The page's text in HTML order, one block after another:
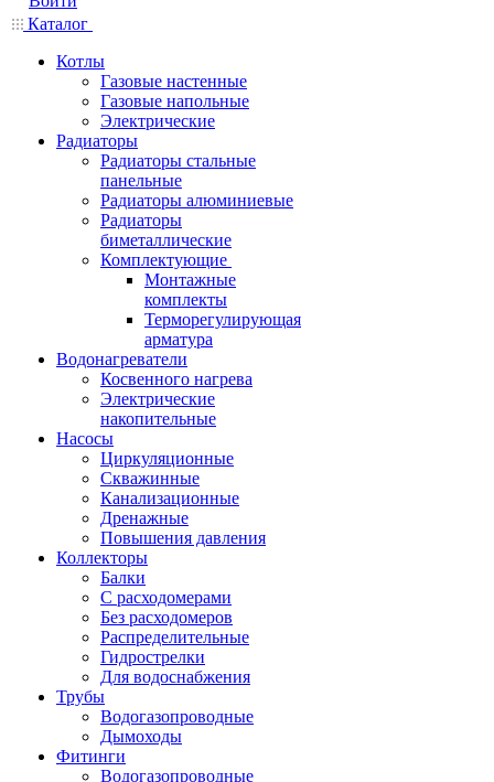
Каталог
Котлы
Газовые настенные
Газовые напольные
Электрические
Радиаторы
Радиаторы стальные
панельные
Радиаторы алюминиевые
Радиаторы
биметаллические
Комплектующие
Монтажные
комплекты
Терморегулирующая
арматура
Водонагреватели
Косвенного нагрева
Электрические
накопительные
Насосы
Циркуляционные
Скважинные
Канализационные
Дренажные
Повышения давления
Коллекторы
Балки
С расходомерами
Без расходомеров
Распределительные
Гидрострелки
Для водоснабжения
Трубы
Водогазопроводные
Дымоходы
Фитинги
Водогазопроводные